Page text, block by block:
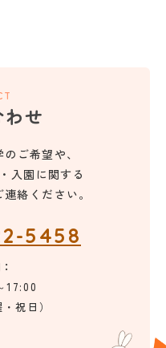
せ
ご希望や、
入園に関する
絡ください。
5458
17:00
祝日）